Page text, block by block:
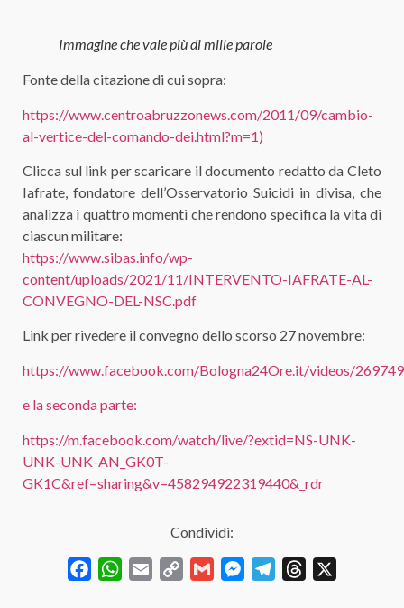
Immagine che vale più di mille parole
Fonte della citazione di cui sopra:
https://www.centroabruzzonews.com/2011/09/cambio-
al-vertice-del-comando-dei.html?m=1)
Clicca sul link per scaricare il documento redatto da Cleto
Iafrate, fondatore dell’Osservatorio Suicidi in divisa, che
analizza i quattro momenti che rendono specifica la vita di
ciascun militare:
https://www.sibas.info/wp-
content/uploads/2021/11/INTERVENTO-IAFRATE-AL-
CONVEGNO-DEL-NSC.pdf
Link per rivedere il convegno dello scorso 27 novembre:
https://www.facebook.com/Bologna24Ore.it/videos/
e la seconda parte:
https://m.facebook.com/watch/live/?extid=NS-UNK-
UNK-UNK-AN_GK0T-
GK1C&ref=sharing&v=458294922319440&_rdr
Condividi:
FacebookWhatsApp
Email
Copy
Gmail MessengerTelegramThreads